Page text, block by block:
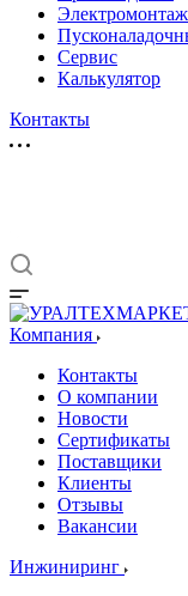
Сервис
Калькулятор
Контакты
Компания
Контакты
О компании
Новости
Сертификаты
Поставщики
Клиенты
Отзывы
Вакансии
Инжиниринг